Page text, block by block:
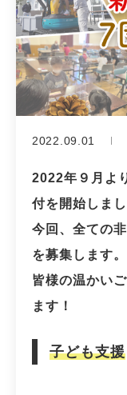
2022.09.01
2022年９月よ
付を開始しまし
今回、全ての
を募集します。
皆様の温かい
ます！
子ども支援